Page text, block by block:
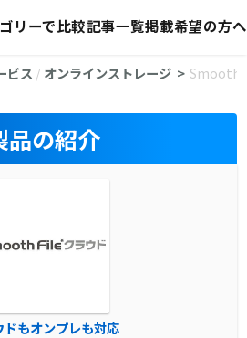
リーで比較記事一覧掲載希望の方へ
ビス / オンラインストレージ Smooth
品の紹介
ドもオンプレも対応